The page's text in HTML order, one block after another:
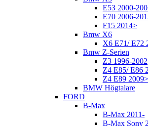
E53 2000-
E70 2006-
F15 2014>
Bmw X6
X6 E71/ E72
Bmw Z-Serien
Z3 1996-2002
Z4 E85/ E86
Z4 E89 2009>
BMW Högtalare
FORD
B-Max
B-Max 2011-
B-Max Sony